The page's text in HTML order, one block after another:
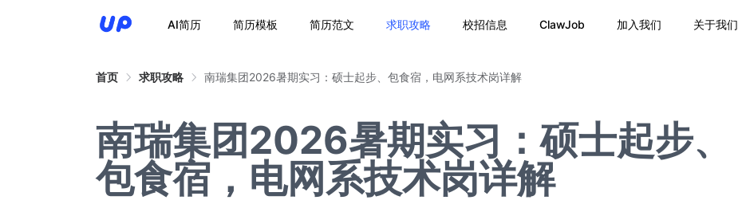
AI简历 简历模板 简历范文 求职攻略 校招信息 ClawJob 加入我们 关于我们
首页 求职攻略 南瑞集团2026暑期实习：硕士起步、包食宿，电网系技术岗详解
南瑞集团2026暑期实习：硕士起步、
包食宿，电网系技术岗详解